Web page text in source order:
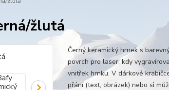
žlutá
Černý keramický hrnek s
povrch pro laser, kdy
vnitřek hrnku. V dárkové
přání (text, obrázek) nebo si